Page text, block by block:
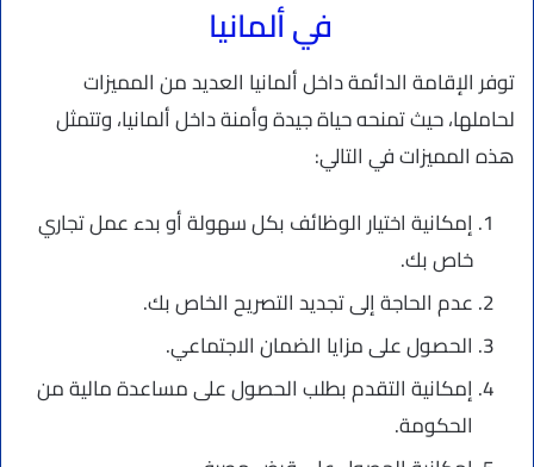
في ألمانيا
توفر الإقامة الدائمة داخل ألمانيا العديد من المميزات
لحاملها، حيث تمنحه حياة جيدة وأمنة داخل ألمانيا، وتتمثل
هذه المميزات في التالي:
إمكانية اختيار الوظائف بكل سهولة أو بدء عمل تجاري
خاص بك.
عدم الحاجة إلى تجديد التصريح الخاص بك.
الحصول على مزايا الضمان الاجتماعي.
إمكانية التقدم بطلب الحصول على مساعدة مالية من
الحكومة.